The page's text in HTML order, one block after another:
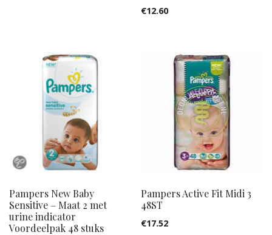
€12.60
Pampers New Baby
Sensitive – Maat 2 met
urine indicator
Voordeelpak 48 stuks
Pampers Active Fit Midi 3
48ST
€17.52